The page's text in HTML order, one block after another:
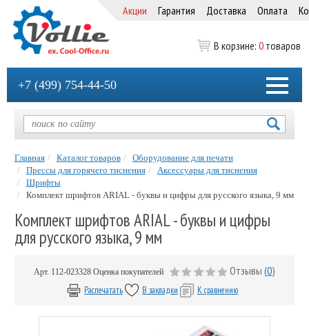
Акции Гарантия Доставка Оплата
В корзине: 0 товаров
+7 (499) 754-44-50
Главная Каталог товаров
Оборудование для печати
Прессы для горячего тиснения
Аксессуары для тиснения
Шрифты
Комплект шрифтов ARIAL - буквы и цифры для русского языка, 9 мм
Комплект шрифтов ARIAL - буквы и цифры
для русского языка, 9 мм
Арт. 112-023328 Оценка покупателей Отзывы (0)
Распечатать В закладки К сравнению